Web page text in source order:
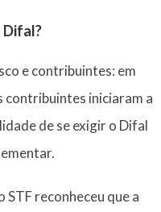
Difal?
e contribuintes: em
contribuintes iniciaram a
de se exigir o Difal
STF reconheceu que a